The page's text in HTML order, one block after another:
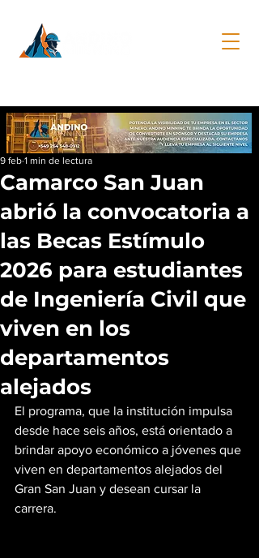
Camarco San Juan
abrió la convocatoria a
las Becas Estímulo
2026 para estudiantes
de Ingeniería Civil que
viven en los
departamentos
alejados
9 feb 1 min de lectura
El programa, que la institución impulsa
desde hace seis años, está orientado a
brindar apoyo económico a jóvenes que
viven en departamentos alejados del
Gran San Juan y desean cursar la
carrera.